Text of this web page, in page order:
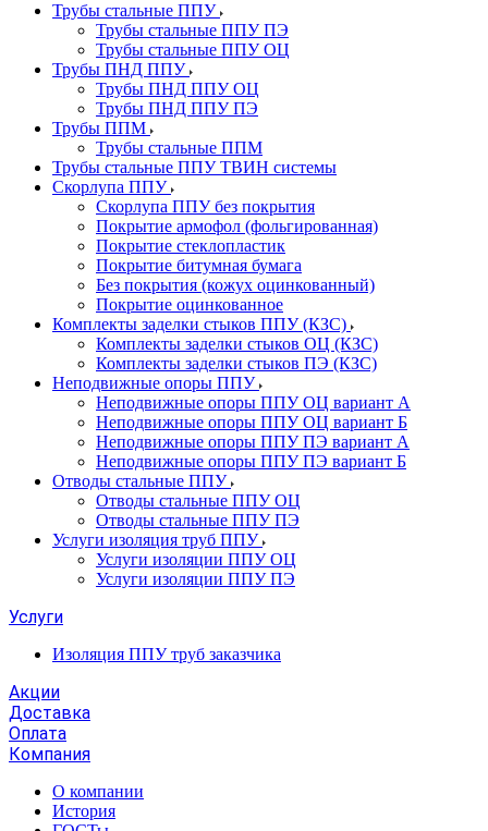
Трубы стальные ППУ
Трубы стальные ППУ ПЭ
Трубы стальные ППУ ОЦ
Трубы ПНД ППУ
Трубы ПНД ППУ ОЦ
Трубы ПНД ППУ ПЭ
Трубы ППМ
Трубы стальные ППМ
Трубы стальные ППУ ТВИН системы
Скорлупа ППУ
Скорлупа ППУ без покрытия
Покрытие армофол (фольгированная)
Покрытие стеклопластик
Покрытие битумная бумага
Без покрытия (кожух оцинкованный)
Покрытие оцинкованное
Комплекты заделки стыков ППУ (КЗС)
Комплекты заделки стыков ОЦ (КЗС)
Комплекты заделки стыков ПЭ (КЗС)
Неподвижные опоры ППУ
Неподвижные опоры ППУ ОЦ вариант А
Неподвижные опоры ППУ ОЦ вариант Б
Неподвижные опоры ППУ ПЭ вариант А
Неподвижные опоры ППУ ПЭ вариант Б
Отводы стальные ППУ
Отводы стальные ППУ ОЦ
Отводы стальные ППУ ПЭ
Услуги изоляция труб ППУ
Услуги изоляции ППУ ОЦ
Услуги изоляции ППУ ПЭ
Услуги
Изоляция ППУ труб заказчика
Акции
Доставка
Оплата
Компания
О компании
История